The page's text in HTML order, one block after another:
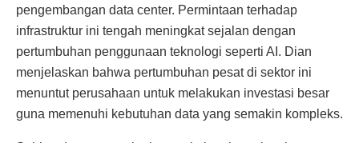
pengembangan data center. Permintaan terhadap
infrastruktur ini tengah meningkat sejalan dengan
pertumbuhan penggunaan teknologi seperti AI. Dian
menjelaskan bahwa pertumbuhan pesat di sektor ini
menuntut perusahaan untuk melakukan investasi besar
guna memenuhi kebutuhan data yang semakin kompleks.